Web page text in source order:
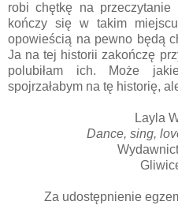
robi chętkę na
kończy się w takim
opowieścią na pewno będą
Ja na tej historii zakończę
polubiłam ich. Może
spojrzałabym na tę historię,
Layla
Dance, sing,
Za udostępnienie